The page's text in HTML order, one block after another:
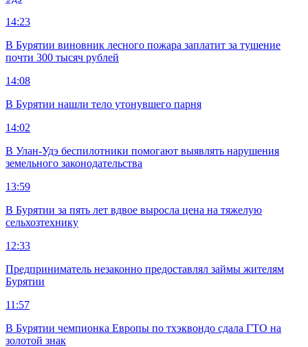
14:23
В Бурятии виновник лесного пожара заплатит за тушение
почти 300 тысяч рублей
14:08
В Бурятии нашли тело утонувшего парня
14:02
В Улан-Удэ беспилотники помогают выявлять нарушения
земельного законодательства
13:59
В Бурятии за пять лет вдвое выросла цена на тяжелую
сельхозтехнику
12:33
Предприниматель незаконно предоставлял займы жителям
Бурятии
11:57
В Бурятии чемпионка Европы по тхэквондо сдала ГТО на
золотой знак